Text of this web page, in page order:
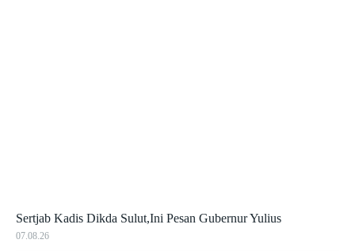
Sertjab Kadis Dikda Sulut,Ini Pesan Gubernur Yulius
07.08.26